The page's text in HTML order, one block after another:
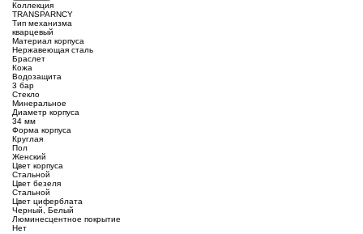
Коллекция
TRANSPARNCY
Тип механизма
кварцевый
Материал корпуса
Нержавеющая сталь
Браслет
Кожа
Водозащита
3 бар
Стекло
Минеральное
Диаметр корпуса
34 мм
Форма корпуса
Круглая
Пол
Женский
Цвет корпуса
Стальной
Цвет безеля
Стальной
Цвет циферблата
Черный, Белый
Люминесцентное покрытие
Нет